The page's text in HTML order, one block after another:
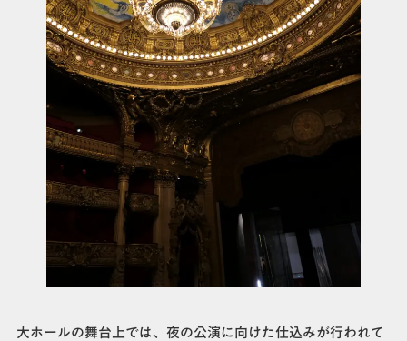
大ホールの舞台上では、夜の公演に向けた仕込みが行われて